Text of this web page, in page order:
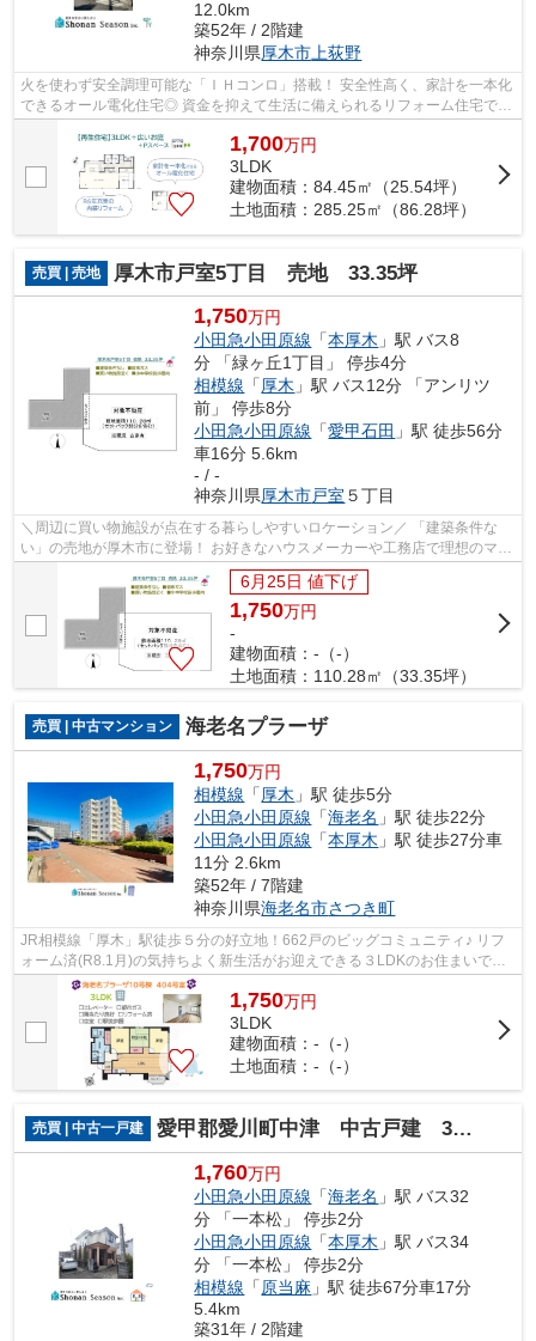
12.0km
築52年 / 2階建
神奈川県厚木市 上荻野
火を使わず安全調理可能な「ＩＨコンロ」搭載！ 安全性高く、家計を一本化
できるオール電化住宅◎ 資金を抑えて生活に備えられるリフォーム住宅で、
今まで以上に快適なマイホーム生活を...
1,700万円
3LDK
建物面積：84.45㎡（25.54坪）
土地面積：285.25㎡（86.28坪）
売買 | 売地 厚木市戸室5丁目 売地 33.35坪
1,750万円
小田急小田原線 「本厚木 」駅 バス8
分 「緑ヶ丘1丁目」 停歩4分
相模線 「厚木 」駅 バス12分 「アンリツ
前」 停歩8分
小田急小田原線 「愛甲石田 」駅 徒歩56分
車16分 5.6km
- / -
神奈川県厚木市戸室 ５丁目
＼周辺に買い物施設が点在する暮らしやすいロケーション／ 「建築条件な
い」の売地が厚木市に登場！ お好きなハウスメーカーや工務店で理想のマイ
ホームを建築可能◎ 小・中学校が徒歩...
6月25日 値下げ
1,750万円
-
建物面積：-（-）
土地面積：110.28㎡（33.35坪）
売買 | 中古マンション 海老名プラーザ
1,750万円
相模線 「厚木 」駅 徒歩5分
小田急小田原線 「海老名 」駅 徒歩22分
小田急小田原線 「本厚木 」駅 徒歩27分車
11分 2.6km
築52年 / 7階建
神奈川県海老名市さつき町
JR相模線「厚木」駅徒歩５分の好立地！662戸のビッグコミュニティ♪ リフ
ォーム済(R8.1月)の気持ちよく新生活がお迎えできる３LDKのお住まいで
す。 中階層でも昇降楽々安心のエレベータ...
1,750万円
3LDK
建物面積：-（-）
土地面積：-（-）
売買 | 中古一戸建 愛甲郡愛川町中津 中古戸建 35.73坪
1,760万円
小田急小田原線 「海老名 」駅 バス32
分 「一本松」 停歩2分
小田急小田原線 「本厚木 」駅 バス34
分 「一本松」 停歩2分
相模線 「 原当麻 」駅 徒歩67分車17分
5.4km
築31年 / 2階建